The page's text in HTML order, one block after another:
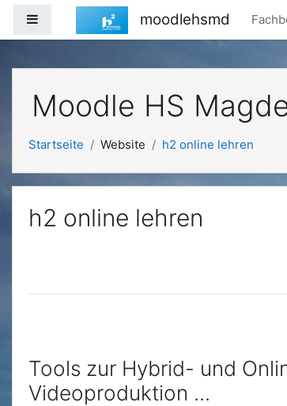
Zum Hauptinhalt
Website-Übersichtmoodlehsmd
Moodle HS
Startseite Website h2 online lehren
h2 online lehren
Tools zur Hybrid- und
Videoproduktion ...